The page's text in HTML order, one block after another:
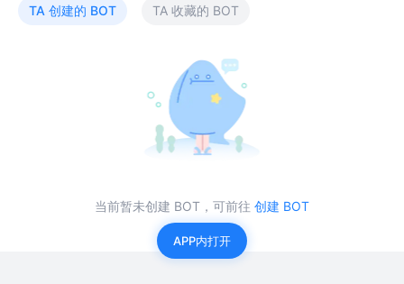
TA 创建的 BOT TA 收藏的 BOT
当前暂未创建 BOT，可前往 创建 BOT
APP内打开